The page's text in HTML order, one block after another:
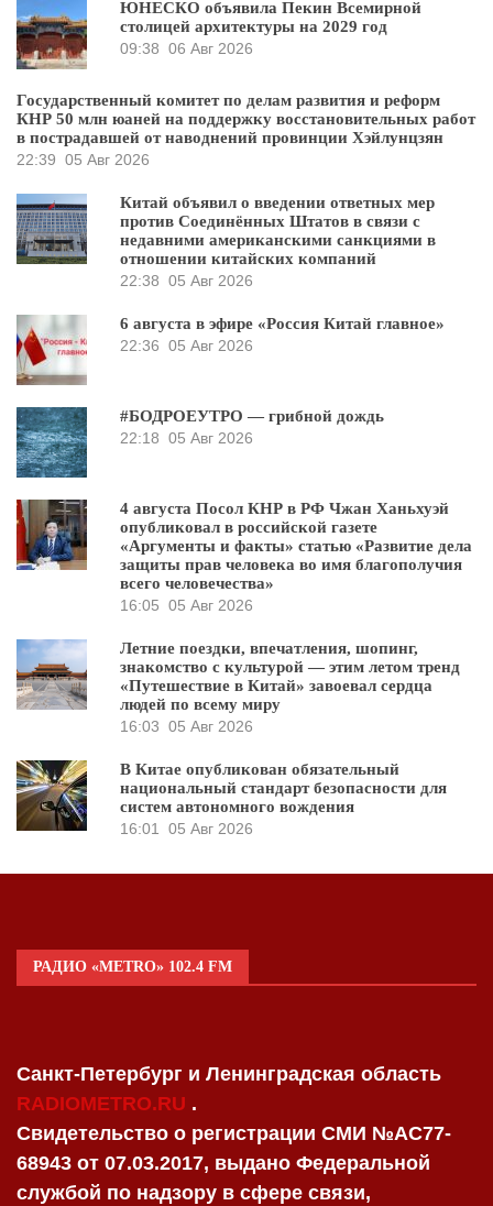
ЮНЕСКО объявила Пекин Всемирной
столицей архитектуры на 2029 год
09:38 06 Авг 2026
Государственный комитет по делам развития и реформ
КНР 50 млн юаней на поддержку восстановительных работ
в пострадавшей от наводнений провинции Хэйлунцзян
22:39 05 Авг 2026
Китай объявил о введении ответных мер
против Соединённых Штатов в связи с
недавними американскими санкциями в
отношении китайских компаний
22:38 05 Авг 2026
6 августа в эфире «Россия Китай главное»
22:36 05 Авг 2026
#БОДРОЕУТРО — грибной дождь
22:18 05 Авг 2026
4 августа Посол КНР в РФ Чжан Ханьхуэй
опубликовал в российской газете
«Аргументы и факты» статью «Развитие дела
защиты прав человека во имя благополучия
всего человечества»
16:05 05 Авг 2026
Летние поездки, впечатления, шопинг,
знакомство с культурой — этим летом тренд
«Путешествие в Китай» завоевал сердца
людей по всему миру
16:03 05 Авг 2026
В Китае опубликован обязательный
национальный стандарт безопасности для
систем автономного вождения
16:01
05 Авг 2026
РАДИО «METRO» 102.4 FM
Санкт-Петербург и Ленинградская область
RADIOMETRO.RU .
Свидетельство о регистрации СМИ №AC77-
68943 от 07.03.2017, выдано Федеральной
службой по надзору в сфере связи,